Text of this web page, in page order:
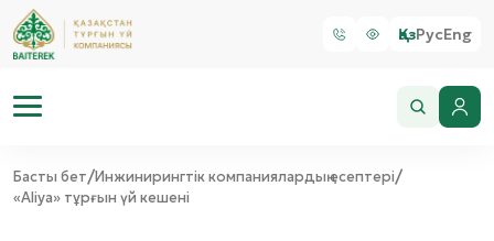
ҚазРусEng
Басты бет/Инжинирингтік компаниялардың есептері/
«Aliya» тұрғын үй кешені